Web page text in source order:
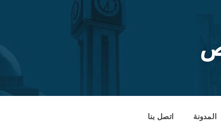
المدونة اتصل بنا